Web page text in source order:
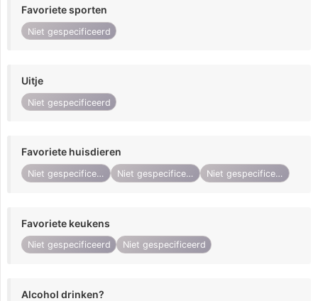
Favoriete sporten
Niet gespecificeerd
Uitje
Niet gespecificeerd
Favoriete huisdieren
Niet gespecificeerd Niet gespecificeerd Niet gespecificeerd
Favoriete keukens
Niet gespecificeerd Niet gespecificeerd
Alcohol drinken?